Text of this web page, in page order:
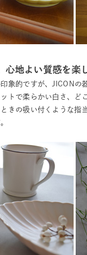
地よい質感を楽
象的ですが、JICONの
トで柔らかい白さ、ど
きの吸い付くような指